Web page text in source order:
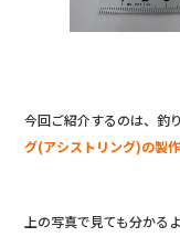
今回ご紹介するのは、釣
グ(アシストリング)の製
上の写真で見ても分かる